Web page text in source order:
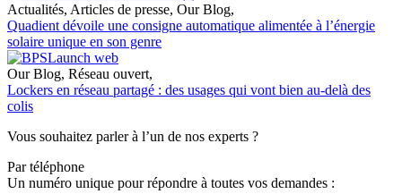
Actualités, Articles de presse, Our Blog,
Quadient dévoile une consigne automatique alimentée à l’énergie
solaire unique en son genre
Our Blog, Réseau ouvert,
Lockers en réseau partagé : des usages qui vont bien au-delà des
colis
Vous souhaitez parler à l’un de nos experts ?
Par téléphone
Un numéro unique pour répondre à toutes vos demandes :